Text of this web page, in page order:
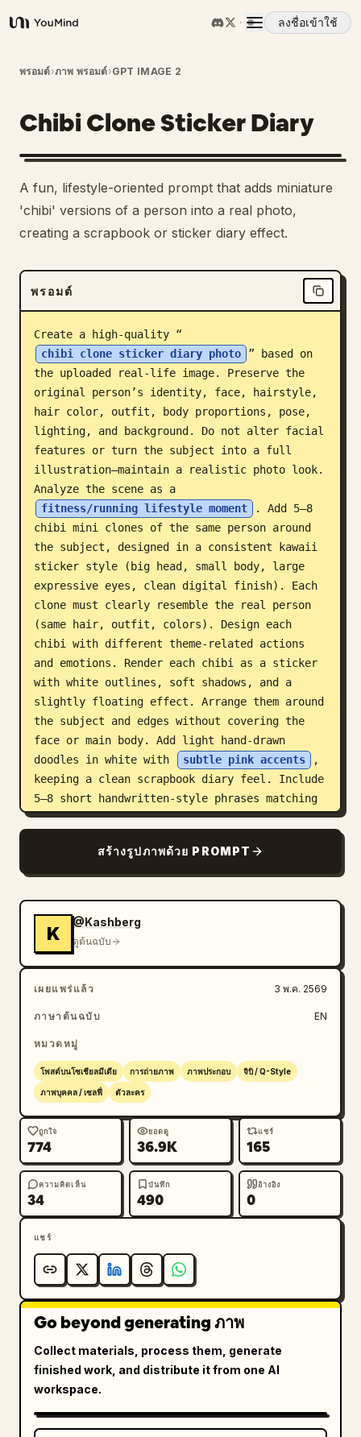
YouMind
ลงชื่อเข้าใช้
ภาพรวม
กรณีการใช้งาน
พรอมต์
ราคา
ดาวน์โหลด
บล็อก
อัปเดต
พรอมต์›ภาพ พรอมต์›GPT IMAGE 2
Chibi Clone Sticker Diary
A fun, lifestyle-oriented prompt that adds miniature
'chibi' versions of a person into a real photo,
creating a scrapbook or sticker diary effect.
พรอมต์
Create a high-quality “
chibi clone sticker diary photo
” based on
the uploaded real-life image. Preserve the
original person’s identity, face, hairstyle,
hair color, outfit, body proportions, pose,
lighting, and background. Do not alter facial
features or turn the subject into a full
illustration—maintain a realistic photo look.
Analyze the scene as a
fitness/running lifestyle moment
. Add 5–8
chibi mini clones of the same person around
the subject, designed in a consistent kawaii
sticker style (big head, small body, large
expressive eyes, clean digital finish). Each
clone must clearly resemble the real person
(same hair, outfit, colors). Design each
chibi with different theme-related actions
and emotions. Render each chibi as a sticker
with white outlines, soft shadows, and a
slightly floating effect. Arrange them around
the subject and edges without covering the
face or main body. Add light hand-drawn
doodles in white with
subtle pink accents
,
keeping a clean scrapbook diary feel. Include
5–8 short handwritten-style phrases matching
the mood. Composition: keep the real person
stickers and doodles. The result should feel
like a polished, playful, high-resolution
สร้างรูปภาพด้วย PROMPT
K
@Kashberg
ดูต้นฉบับ
เผยแพร่แล้ว 3 พ.ค. 2569
ภาษาต้นฉบับ EN
หมวดหมู่
โพสต์บนโซเชียลมีเดีย การถ่ายภาพ ภาพประกอบ จิบิ / Q-Style
ภาพบุคคล / เซลฟี่ ตัวละคร
ถูกใจ
774
ยอดดู
36.9K
แชร์
165
ความคิดเห็น
34
บันทึก
490
อ้างอิง
0
แชร์
Go beyond generating ภาพ
Collect materials, process them, generate
finished work, and distribute it from one AI
workspace.